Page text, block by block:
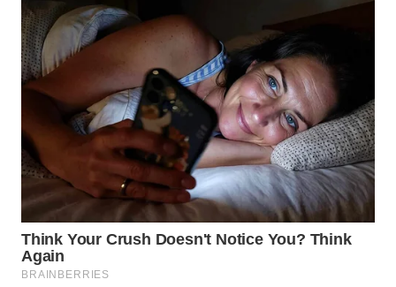
WN
SOLO
WN
BOROBUDUR
MADURA
WN
SURABAYA